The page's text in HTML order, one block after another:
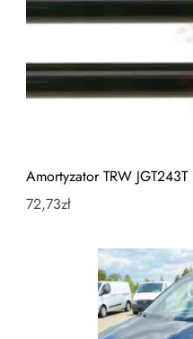
Amortyzator TRW JGT243T
72,73zł